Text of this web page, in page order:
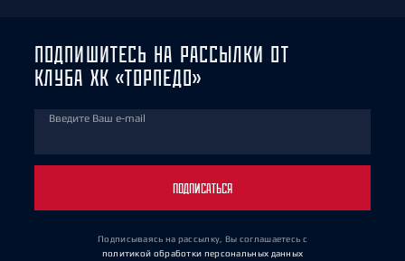
ПОДПИШИТЕСЬ НА РАССЫЛКИ ОТ
КЛУБА ХК «ТОРПЕДО»
Введите Ваш e-mail
ПОДПИСАТЬСЯ
Подписываясь на рассылку, Вы соглашаетесь с
политикой обработки персональных данных